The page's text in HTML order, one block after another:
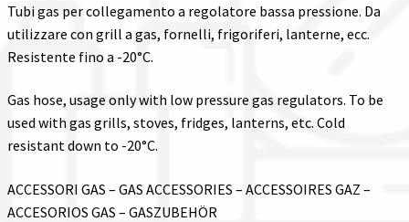
Il mio account
Tubi gas per collegamento a regolatore bassa pressione. Da
utilizzare con grill a gas, fornelli, frigoriferi, lanterne, ecc.
Resistente fino a -20°C.
Gas hose, usage only with low pressure gas regulators. To be
used with gas grills, stoves, fridges, lanterns, etc. Cold
resistant down to -20°C.
ACCESSORI GAS – GAS ACCESSORIES – ACCESSOIRES GAZ –
ACCESORIOS GAS – GASZUBEHÖR